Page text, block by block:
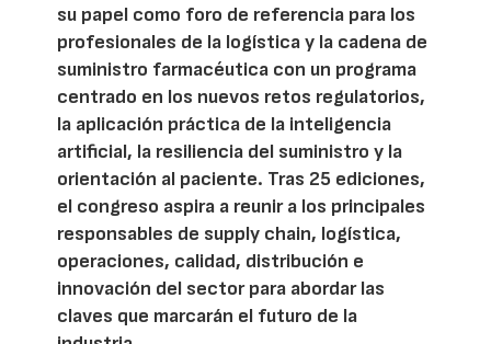
su papel como foro de referencia para los
profesionales de la logística y la cadena de
suministro farmacéutica con un programa
centrado en los nuevos retos regulatorios,
la aplicación práctica de la inteligencia
artificial, la resiliencia del suministro y la
orientación al paciente. Tras 25 ediciones,
el congreso aspira a reunir a los principales
responsables de supply chain, logística,
operaciones, calidad, distribución e
innovación del sector para abordar las
claves que marcarán el futuro de la